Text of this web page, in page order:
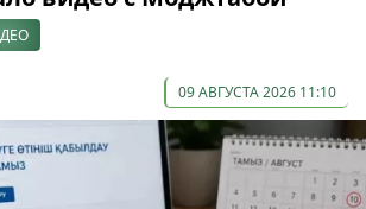
09 АВГУСТА 2026 11:10